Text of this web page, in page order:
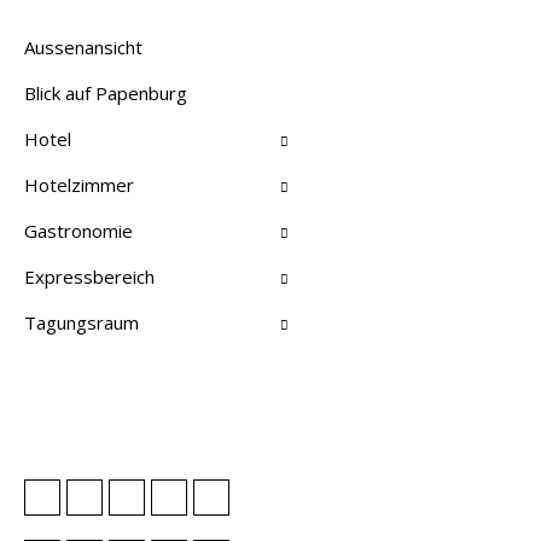
Aussenansicht
Blick auf Papenburg
Hotel
Hotelzimmer
Gastronomie
Expressbereich
Tagungsraum